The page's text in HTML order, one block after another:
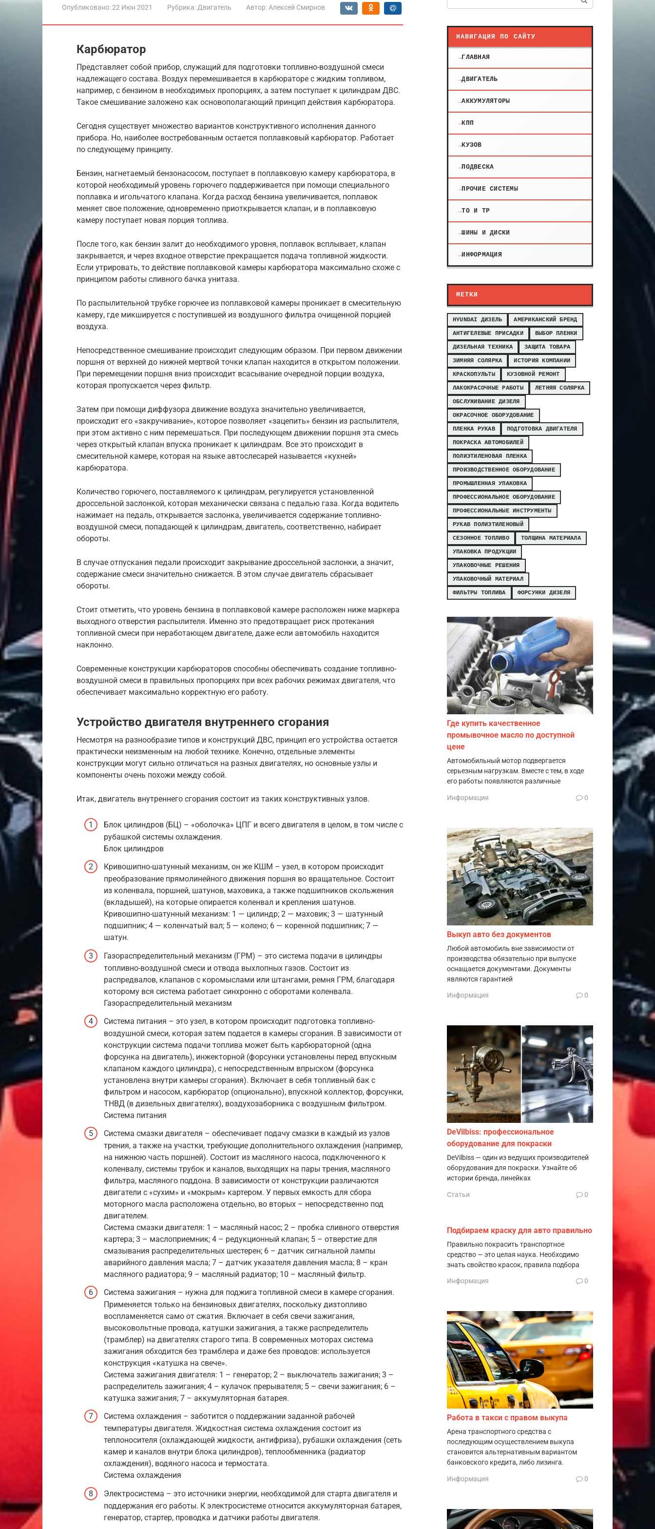
Опубликовано:22 Июн 2021 Рубрика: Двигатель Автор: Алексей Смирнов
Карбюратор
Представляет собой прибор, служащий для подготовки топливно-воздушной смеси
надлежащего состава. Воздух перемешивается в карбюраторе с жидким топливом,
например, с бензином в необходимых пропорциях, а затем поступает к цилиндрам ДВС.
Такое смешивание заложено как основополагающий принцип действия карбюратора.
Сегодня существует множество вариантов конструктивного исполнения данного
прибора. Но, наиболее востребованным остается поплавковый карбюратор. Работает
по следующему принципу.
Бензин, нагнетаемый бензонасосом, поступает в поплавковую камеру карбюратора, в
которой необходимый уровень горючего поддерживается при помощи специального
поплавка и игольчатого клапана. Когда расход бензина увеличивается, поплавок
меняет свое положение, одновременно приоткрывается клапан, и в поплавковую
камеру поступает новая порция топлива.
После того, как бензин залит до необходимого уровня, поплавок всплывает, клапан
закрывается, и через входное отверстие прекращается подача топливной жидкости.
Если утрировать, то действие поплавковой камеры карбюратора максимально схоже с
принципом работы сливного бачка унитаза.
По распылительной трубке горючее из поплавковой камеры проникает в смесительную
камеру, где микшируется с поступившей из воздушного фильтра очищенной порцией
воздуха.
Непосредственное смешивание происходит следующим образом. При первом движении
поршня от верхней до нижней мертвой точки клапан находится в открытом положении.
При перемещении поршня вниз происходит всасывание очередной порции воздуха,
которая пропускается через фильтр.
Затем при помощи диффузора движение воздуха значительно увеличивается,
происходит его «закручивание», которое позволяет «зацепить» бензин из распылителя,
при этом активно с ним перемешаться. При последующем движении поршня эта смесь
через открытый клапан впуска проникает к цилиндрам. Все это происходит в
смесительной камере, которая на языке автослесарей называется «кухней»
карбюратора.
Количество горючего, поставляемого к цилиндрам, регулируется установленной
дроссельной заслонкой, которая механически связана с педалью газа. Когда водитель
нажимает на педаль, открывается заслонка, увеличивается содержание топливно-
воздушной смеси, попадающей к цилиндрам, двигатель, соответственно, набирает
обороты.
В случае отпускания педали происходит закрывание дроссельной заслонки, а значит,
содержание смеси значительно снижается. В этом случае двигатель сбрасывает
обороты.
Стоит отметить, что уровень бензина в поплавковой камере расположен ниже маркера
выходного отверстия распылителя. Именно это предотвращает риск протекания
топливной смеси при неработающем двигателе, даже если автомобиль находится
наклонно.
Современные конструкции карбюраторов способны обеспечивать создание топливно-
воздушной смеси в правильных пропорциях при всех рабочих режимах двигателя, что
обеспечивает максимально корректную его работу.
Устройство двигателя внутреннего сгорания
Несмотря на разнообразие типов и конструкций ДВС, принцип его устройства остается
практически неизменным на любой технике. Конечно, отдельные элементы
конструкции могут сильно отличаться на разных двигателях, но основные узлы и
компоненты очень похожи между собой.
Итак, двигатель внутреннего сгорания состоит из таких конструктивных узлов.
Блок цилиндров (БЦ) – «оболочка» ЦПГ и всего двигателя в целом, в том числе с
рубашкой системы охлаждения.
Блок цилиндров
Кривошипно-шатунный механизм, он же КШМ – узел, в котором происходит
преобразование прямолинейного движения поршня во вращательное. Состоит
из коленвала, поршней, шатунов, маховика, а также подшипников скольжения
(вкладышей), на которые опирается коленвал и крепления шатунов.
Кривошипно-шатунный механизм: 1 — цилиндр; 2 — маховик; 3 — шатунный
подшипник; 4 — коленчатый вал; 5 — колено; 6 — коренной подшипник; 7 —
шатун.
Газораспределительный механизм (ГРМ) – это система подачи в цилиндры
топливно-воздушной смеси и отвода выхлопных газов. Состоит из
распредвалов, клапанов с коромыслами или штангами, ремня ГРМ, благодаря
которому вся система работает синхронно с оборотами коленвала.
Газораспределительный механизм
Система питания – это узел, в котором происходит подготовка топливно-
воздушной смеси, которая затем подается в камеры сгорания. В зависимости от
конструкции система подачи топлива может быть карбюраторной (одна
форсунка на двигатель), инжекторной (форсунки установлены перед впускным
клапаном каждого цилиндра), с непосредственным впрыском (форсунка
установлена внутри камеры сгорания). Включает в себя топливный бак с
фильтром и насосом, карбюратор (опционально), впускной коллектор, форсунки,
ТНВД (в дизельных двигателях), воздухозаборника с воздушным фильтром.
Система питания
Система смазки двигателя – обеспечивает подачу смазки в каждый из узлов
трения, а также на участки, требующие дополнительного охлаждения (например,
на нижнюю часть поршней). Состоит из масляного насоса, подключенного к
коленвалу, системы трубок и каналов, выходящих на пары трения, масляного
фильтра, масляного поддона. В зависимости от конструкции различаются
двигатели с «сухим» и «мокрым» картером. У первых емкость для сбора
моторного масла расположена отдельно, во вторых – непосредственно под
двигателем.
Система смазки двигателя: 1 – масляный насос; 2 – пробка сливного отверстия
картера; 3 – маслоприемник; 4 – редукционный клапан; 5 – отверстие для
смазывания распределительных шестерен; 6 – датчик сигнальной лампы
аварийного давления масла; 7 – датчик указателя давления масла; 8 – кран
масляного радиатора; 9 – масляный радиатор; 10 – масляный фильтр.
Система зажигания – нужна для поджига топливной смеси в камере сгорания.
Применяется только на бензиновых двигателях, поскольку дизтопливо
воспламеняется само от сжатия. Включает в себя свечи зажигания,
высоковольтные провода, катушки зажигания, а также распределитель
(трамблер) на двигателях старого типа. В современных моторах система
зажигания обходится без трамблера и даже без проводов: используется
конструкция «катушка на свече».
Система зажигания двигателя: 1 – генератор; 2 – выключатель зажигания; 3 –
распределитель зажигания; 4 – кулачок прерывателя; 5 – свечи зажигания; 6 –
катушка зажигания; 7 – аккумуляторная батарея.
Система охлаждения – заботится о поддержании заданной рабочей
температуры двигателя. Жидкостная система охлаждения состоит из
теплоносителя (охлаждающей жидкости, антифриза), рубашки охлаждения (сеть
камер и каналов внутри блока цилиндров), теплообменника (радиатор
охлаждения), водяного насоса и термостата.
Система охлаждения
Электросистема – это источники энергии, необходимой для старта двигателя и
поддержания его работы. К электросистеме относится аккумуляторная батарея,
генератор, стартер, проводка и датчики работы двигателя.
НАВИГАЦИЯ ПО САЙТУ
ГЛАВНАЯ
ДВИГАТЕЛЬ
АККУМУЛЯТОРЫ
КПП
КУЗОВ
ПОДВЕСКА
ПРОЧИЕ СИСТЕМЫ
ТО И ТР
ШИНЫ И ДИСКИ
ИНФОРМАЦИЯ
МЕТКИ
HYUNDAI ДИЗЕЛЬ
АМЕРИКАНСКИЙ БРЕНД
АНТИГЕЛЕВЫЕ ПРИСАДКИ
ВЫБОР ПЛЕНКИ
ДИЗЕЛЬНАЯ ТЕХНИКА
ЗАЩИТА ТОВАРА
ЗИМНЯЯ СОЛЯРКА
ИСТОРИЯ КОМПАНИИ
КРАСКОПУЛЬТЫ
КУЗОВНОЙ РЕМОНТ
ЛАКОКРАСОЧНЫЕ РАБОТЫ
ЛЕТНЯЯ СОЛЯРКА
ОБСЛУЖИВАНИЕ ДИЗЕЛЯ
ОКРАСОЧНОЕ ОБОРУДОВАНИЕ
ПЛЕНКА РУКАВ
ПОДГОТОВКА ДВИГАТЕЛЯ
ПОКРАСКА АВТОМОБИЛЕЙ
ПОЛИЭТИЛЕНОВАЯ ПЛЕНКА
ПРОИЗВОДСТВЕННОЕ ОБОРУДОВАНИЕ
ПРОМЫШЛЕННАЯ УПАКОВКА
ПРОФЕССИОНАЛЬНОЕ ОБОРУДОВАНИЕ
ПРОФЕССИОНАЛЬНЫЕ ИНСТРУМЕНТЫ
РУКАВ ПОЛИЭТИЛЕНОВЫЙ
СЕЗОННОЕ ТОПЛИВО
ТОЛЩИНА МАТЕРИАЛА
УПАКОВКА ПРОДУКЦИИ
УПАКОВОЧНЫЕ РЕШЕНИЯ
УПАКОВОЧНЫЙ МАТЕРИАЛ
ФИЛЬТРЫ ТОПЛИВА
ФОРСУНКИ ДИЗЕЛЯ
Где купить качественное
промывочное масло по доступной
цене
Автомобильный мотор подвергается
серьезным нагрузкам. Вместе с тем, в ходе
его работы появляются различные
Информация 0
Выкуп авто без документов
Любой автомобиль вне зависимости от
производства обязательно при выпуске
оснащается документами. Документы
являются гарантией
Информация 0
DeVilbiss: профессиональное
оборудование для покраски
DeVilbiss — один из ведущих производителей
оборудования для покраски. Узнайте об
истории бренда, линейках
Статьи 0
Подбираем краску для авто правильно
Правильно покрасить транспортное
средство — это целая наука. Необходимо
знать свойство красок, правила подбора
Информация 0
Работа в такси с правом выкупа
Арена транспортного средства с
последующим осуществлением выкупа
становится альтернативным вариантом
банковского кредита, либо лизинга.
Информация 0